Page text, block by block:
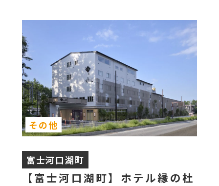
富士河口湖町
【富士河口湖町】ホテル縁の杜
その他